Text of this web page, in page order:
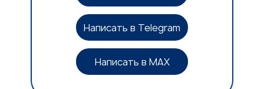
Написать в Telegram
Написать в MAX